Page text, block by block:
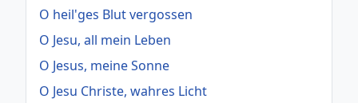
O heil'ges Blut vergossen
O Jesu, all mein Leben
O Jesus, meine Sonne
O Jesu Christe, wahres Licht